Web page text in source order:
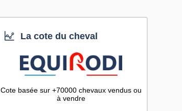
La cote du cheval
Cote basée sur +70000 chevaux vendus ou
à vendre